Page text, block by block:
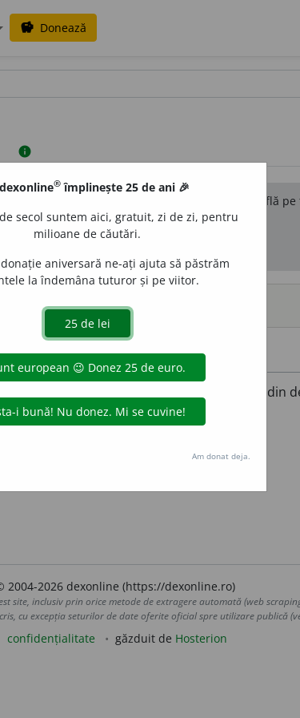
savings Donează
info
de echipa dexonline. Definițiile originale se află pe
pe pagina depreferințe.
surse
părți ale lor) Care s-a oprit din creștere, din
neprielnice).
2004-2026 dexonline (https://dexonline.ro)
site, inclusiv prin orice metode de extragere automată (web
cu excepția seturilor de date oferite oficial spre utilizare publică
confidențialitate găzduit de Hosterion
® împlinește 25 de ani 🎉
secol suntem aici, gratuit, zi de zi, pentru
milioane de căutări.
aniversară ne-ați ajuta să păstrăm
la îndemâna tuturor și pe viitor.
Am donat deja.